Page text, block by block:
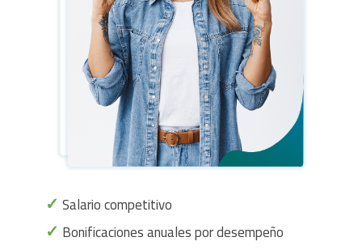
✓ Salario competitivo
✓ Bonificaciones anuales por desempeño